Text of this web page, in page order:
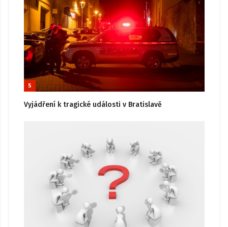
5
Vyjádření k tragické události v Bratislavě